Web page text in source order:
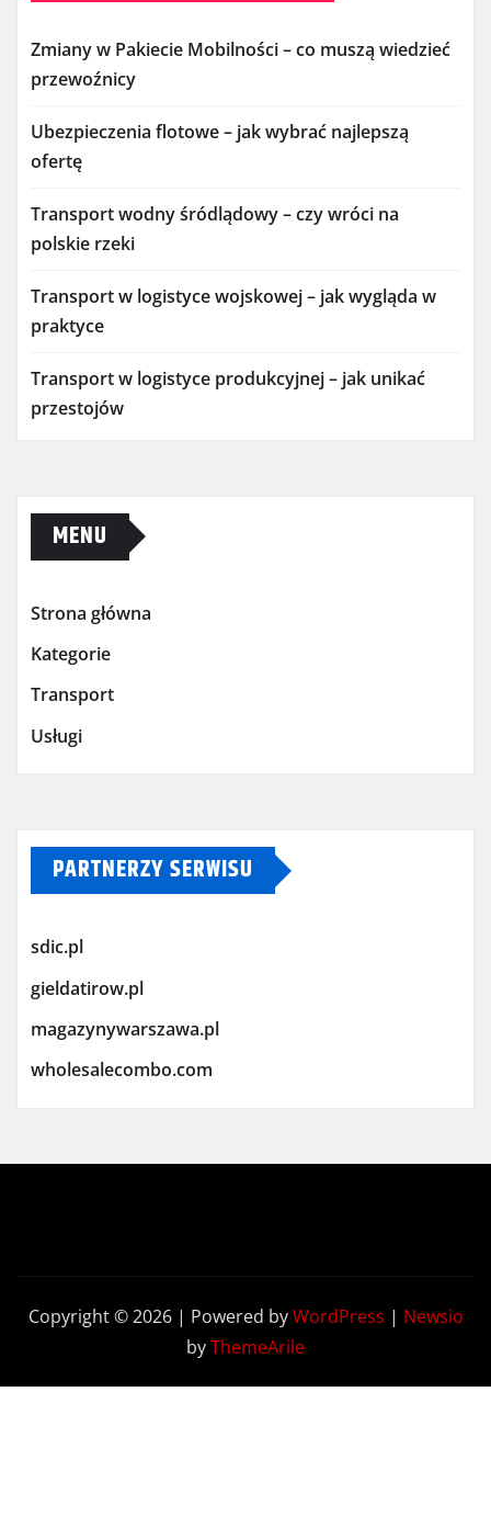
Zmiany w Pakiecie Mobilności – co muszą wiedzieć
przewoźnicy
Ubezpieczenia flotowe – jak wybrać najlepszą
ofertę
Transport wodny śródlądowy – czy wróci na
polskie rzeki
Transport w logistyce wojskowej – jak wygląda w
praktyce
Transport w logistyce produkcyjnej – jak unikać
przestojów
MENU
Strona główna
Kategorie
Transport
Usługi
PARTNERZY SERWISU
sdic.pl
gieldatirow.pl
magazynywarszawa.pl
wholesalecombo.com
Copyright © 2026 | Powered byWordPress | Newsio
byThemeArile